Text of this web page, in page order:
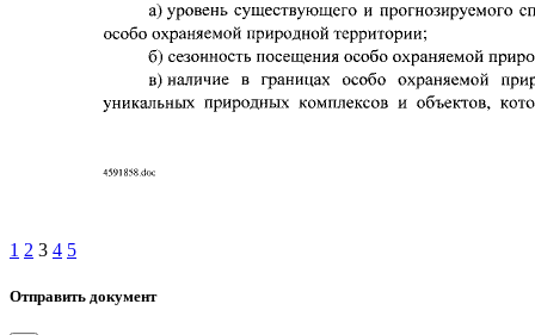
1 2 3 4 5
Отправить документ